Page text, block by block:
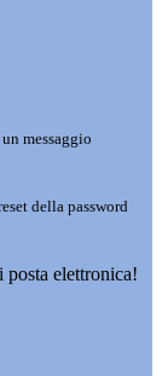
messaggio
della password
elettronica!